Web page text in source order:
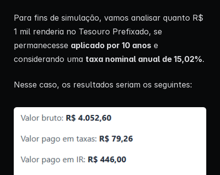
Para fins de simulação, vamos analisar quanto R$
1 mil renderia no Tesouro Prefixado, se
permanecesse aplicado por 10 anos e
considerando uma taxa nominal anual de 15,02%.
Nesse caso, os resultados seriam os seguintes: